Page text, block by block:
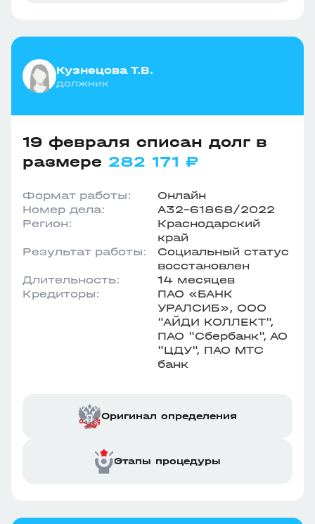
Кузнецова Т.В.
должник
19 февраля списан долг в
размере 282 171 ₽
Формат работы:
Онлайн
Номер дела:
А32-61868/2022
Регион:
Краснодарский
край
Результат работы:
Социальный статус
восстановлен
Длительность:
14 месяцев
Кредиторы:
ПАО «БАНК
УРАЛСИБ», ООО
"АЙДИ КОЛЛЕКТ",
ПАО "Сбербанк", АО
"ЦДУ", ПАО МТС
банк
Оригинал определения
Этапы процедуры